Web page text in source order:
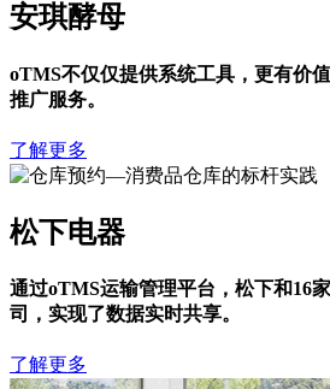
安琪酵母
oTMS不仅仅提供系统工具，更有价
推广服务。
了解更多
松下电器
通过oTMS运输管理平台，松下和16
司，实现了数据实时共享。
了解更多